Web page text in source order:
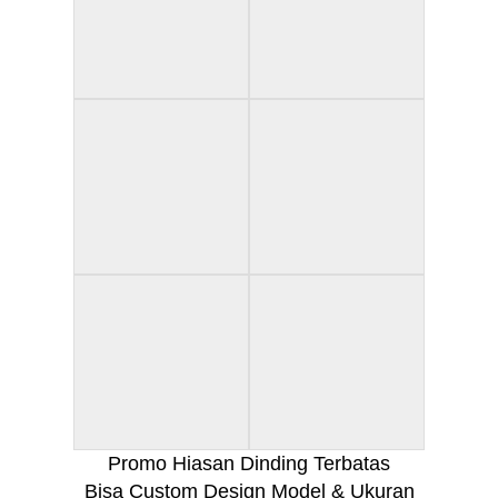
Promo Hiasan Dinding Terbatas
Bisa Custom Design Model & Ukuran